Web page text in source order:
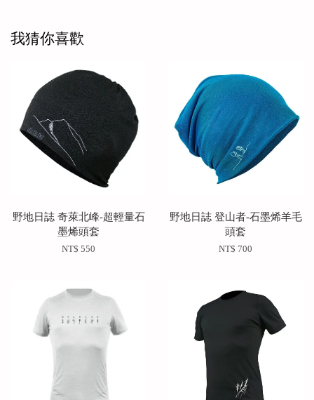
我猜你喜歡
野地日誌 奇萊北峰-超輕量石
墨烯頭套
NT$ 550
野地日誌 登山者-石墨烯羊毛
頭套
NT$ 700